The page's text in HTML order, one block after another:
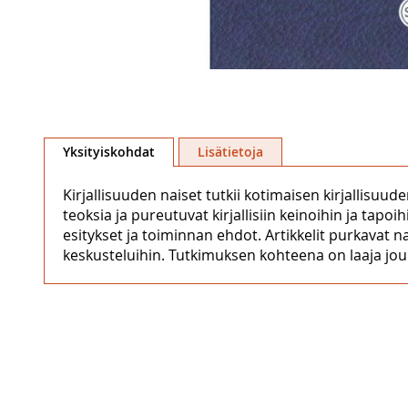
to
the
images
gallery
Yksityiskohdat
Kirjallisuuden naiset tutkii kotimaisen
teoksia ja pureutuvat kirjallisiin keinoihin ja
esitykset ja toiminnan ehdot. Artikkelit purkavat
keskusteluihin. Tutkimuksen kohteena on laaja
Lisätietoja